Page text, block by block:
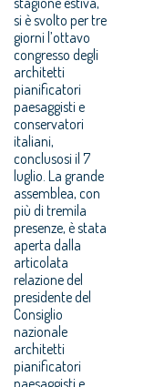
si è svolto per tre
giorni l’ottavo
congresso degli
architetti
pianificatori
paesaggisti e
conservatori
italiani,
conclusosi il 7
luglio. La grande
assemblea, con
più di tremila
presenze, è stata
aperta dalla
articolata
relazione del
presidente del
Consiglio
nazionale
architetti
pianificatori
paesaggisti e